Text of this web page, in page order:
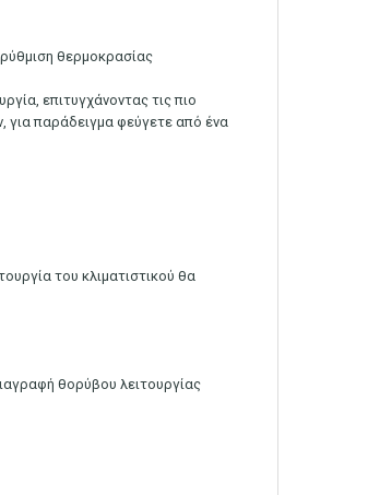
θερμοκρασίας
επιτυγχάνοντας τις πιο
για παράδειγμα φεύγετε από ένα
του κλιματιστικού θα
θορύβου λειτουργίας